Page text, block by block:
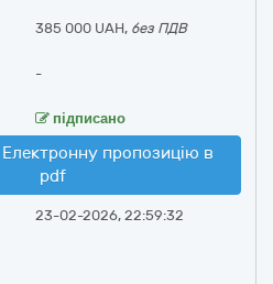
385 000 UAH, без ПДВ
-
підписано
пропозицію в
pdf
23-02-2026, 22:59:32